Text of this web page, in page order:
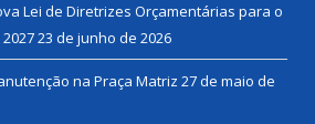
Lei de Diretrizes Orçamentárias para o
23 de junho de 2026
na Praça Matriz 27 de maio de